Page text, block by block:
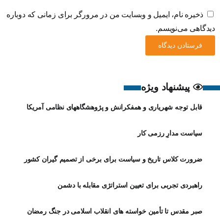
ذخیره نام، ایمیل و وبسایت من در مرورگر برای زمانی که دوباره
دیدگاهی می‌نویسم.
پیشنهاد ویژه
قابل توجه شهریاری و همفکرانش و پژوهشگاههای نظامی آمریکا
سیاست مدارِ رزمی کار
ضرورت کلاس تاریخ و سیاست برای برخی از تصمیم گیران کشور
راهبردی تجربی برای تعیین استراتژی مقابله با دشمن
صبر مقدس تا تأمین خواسته های انقلاب اسلامی در جنگ رمضان